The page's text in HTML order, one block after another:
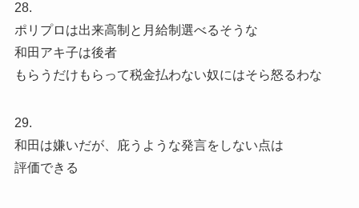
28.
ポリプロは出来高制と月給制選べるそうな
和田アキ子は後者
もらうだけもらって税金払わない奴にはそら怒るわな
29.
和田は嫌いだが、庇うような発言をしない点は
評価できる